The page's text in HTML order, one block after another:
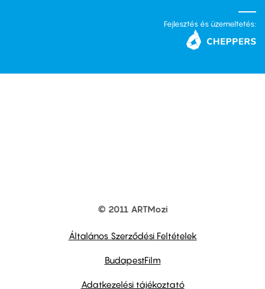
Fejlesztés és üzemeltetés:
© 2011 ARTMozi
Általános Szerződési Feltételek
BudapestFilm
Adatkezelési tájékoztató